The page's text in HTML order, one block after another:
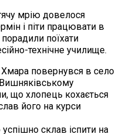
мрію довелося
і піти працювати в
поїхати
технічне училище.
повернувся в село
що хлопець кохається
його на курси
склав іспити на